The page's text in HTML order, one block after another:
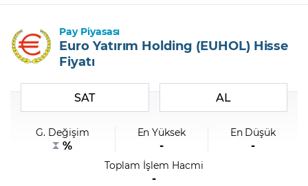
Şifremi Unuttum
Pay Piyasası
Euro Yatırım Holding (EUHOL) Hisse
Fiyatı
SAT AL
G. Değişim
%
En Yüksek
-
En Düşük
-
Toplam İşlem Hacmi
-